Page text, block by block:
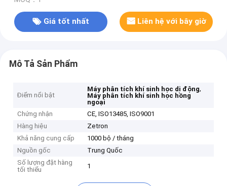
Giá tốt nhất Liên hệ với bây giờ
Mô Tả Sản Phẩm
Điểm nổi bật
Máy phân tích khí sinh học di động,
Máy phân tích khí sinh học hồng
ngoại
Chứng nhận
CE, ISO13485, ISO9001
Hàng hiệu
Zetron
Khả năng cung cấp
1000 bộ / tháng
Nguồn gốc
Trung Quốc
Số lượng đặt hàng
tối thiểu
1